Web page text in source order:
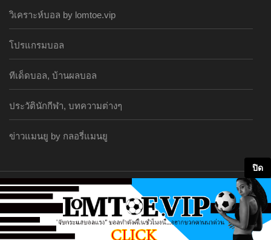
วิเคราะห์บอล by lomtoe.vip
โปรแกรมบอล
ทีเด็ดบอล, บ้านผลบอล
ประวัตินักกีฬา, บทความต่างๆ
ข่าวแมนยู by กลอรี่แมนยู
Copyright © 2014 https://www.siamliverpool.club
sitemap|rss feed
ปิด